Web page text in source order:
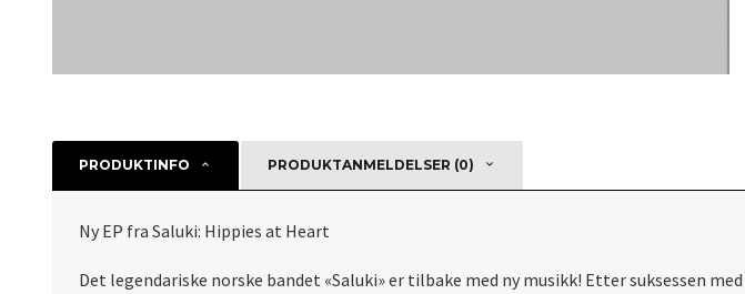
PRODUKTINFO PRODUKTANMELDELSER (0)
Ny EP fra Saluki: Hippies at Heart
Det legendariske norske bandet «Saluki» er tilbake med ny musikk! Etter suksessen